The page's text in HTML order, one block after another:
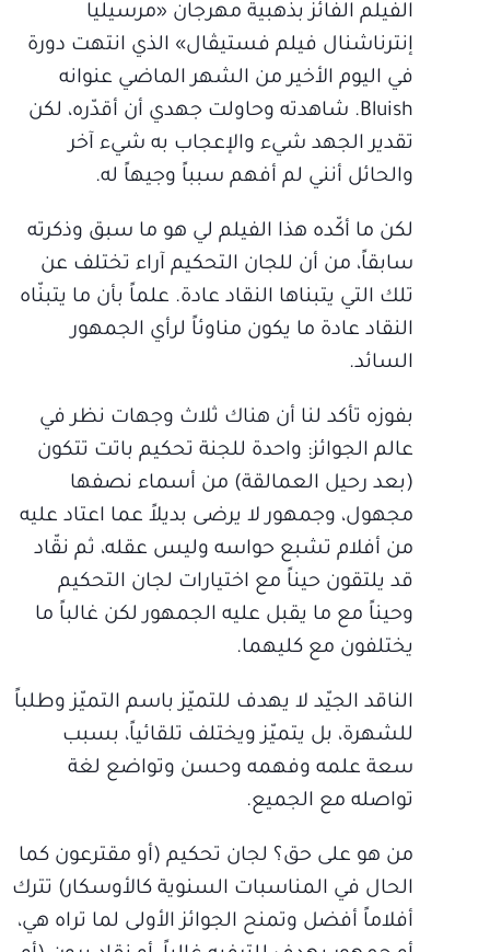
الفيلم الفائز بذهبية مهرجان «مرسيليا
إنترناشنال فيلم فستيڤال» الذي انتهت دورة
في اليوم الأخير من الشهر الماضي عنوانه
Bluish. شاهدته وحاولت جهدي أن أقدّره، لكن
تقدير الجهد شيء والإعجاب به شيء آخر
والحائل أنني لم أفهم سبباً وجيهاً له.
لكن ما أكّده هذا الفيلم لي هو ما سبق وذكرته
سابقاً، من أن للجان التحكيم آراء تختلف عن
تلك التي يتبناها النقاد عادة. علماً بأن ما يتبنّاه
النقاد عادة ما يكون مناوئاً لرأي الجمهور
السائد.
بفوزه تأكد لنا أن هناك ثلاث وجهات نظر في
عالم الجوائز: واحدة للجنة تحكيم باتت تتكون
(بعد رحيل العمالقة) من أسماء نصفها
مجهول، وجمهور لا يرضى بديلاً عما اعتاد عليه
من أفلام تشبع حواسه وليس عقله، ثم نقّاد
قد يلتقون حيناً مع اختيارات لجان التحكيم
وحيناً مع ما يقبل عليه الجمهور لكن غالباً ما
يختلفون مع كليهما.
الناقد الجيّد لا يهدف للتميّز باسم التميّز وطلباً
للشهرة، بل يتميّز ويختلف تلقائياً، بسبب
سعة علمه وفهمه وحسن وتواضع لغة
تواصله مع الجميع.
من هو على حق؟ لجان تحكيم (أو مقترعون كما
الحال في المناسبات السنوية كالأوسكار) تترك
أفلاماً أفضل وتمنح الجوائز الأولى لما تراه هي،